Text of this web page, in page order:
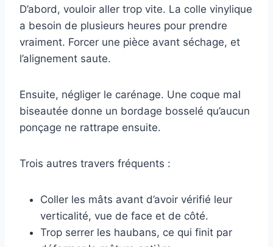
D’abord, vouloir aller trop vite. La colle vinylique
a besoin de plusieurs heures pour prendre
vraiment. Forcer une pièce avant séchage, et
l’alignement saute.
Ensuite, négliger le carénage. Une coque mal
biseautée donne un bordage bosselé qu’aucun
ponçage ne rattrape ensuite.
Trois autres travers fréquents :
Coller les mâts avant d’avoir vérifié leur
verticalité, vue de face et de côté.
Trop serrer les haubans, ce qui finit par